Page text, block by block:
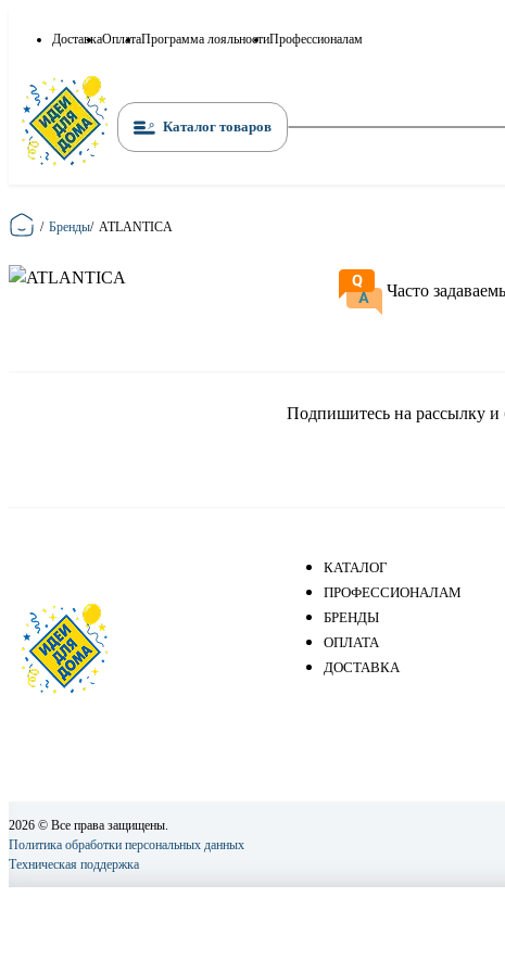
ДоставкаОплатаПрограмма лояльностиПрофессионалам
Каталог товаров
Главная
/ Бренды/ ATLANTICA
Часто
Подпишитесь на рассылку и
КАТАЛОГ
ПРОФЕССИОНАЛАМ
БРЕНДЫ
ОПЛАТА
ДОСТАВКА
2026 © Все права защищены.
Политика обработки персональных данных
Техническая поддержка